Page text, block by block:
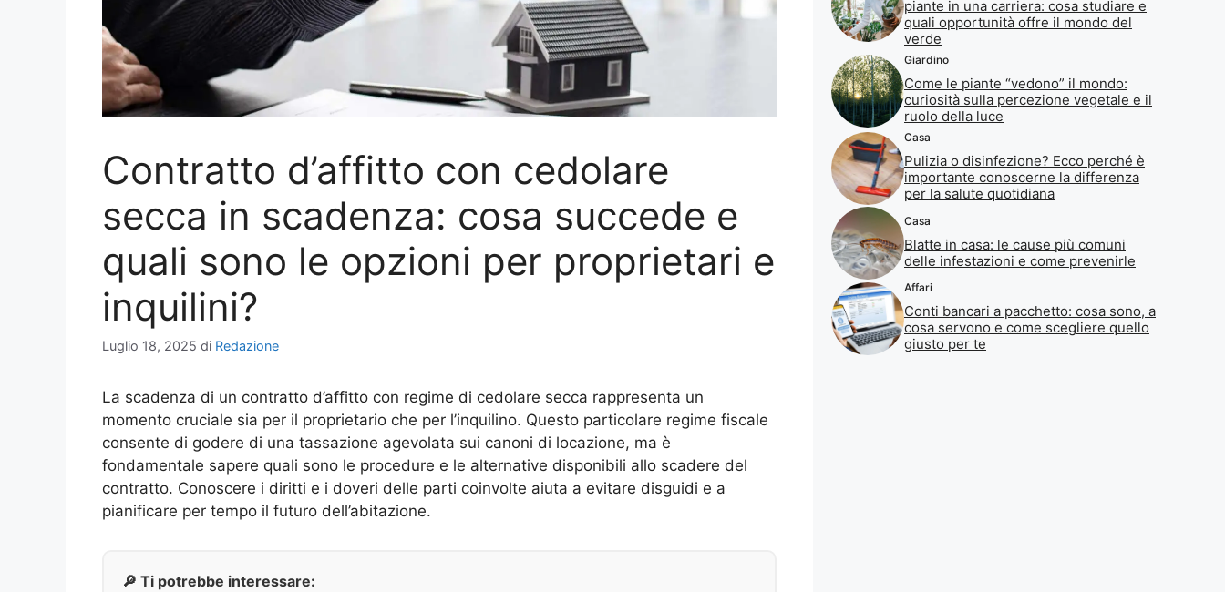
Contratto d’affitto con cedolare
secca in scadenza: cosa succede e
quali sono le opzioni per proprietari e
inquilini?
Luglio 18, 2025 di Redazione
La scadenza di un contratto d’affitto con regime di cedolare secca rappresenta un
momento cruciale sia per il proprietario che per l’inquilino. Questo particolare regime fiscale
consente di godere di una tassazione agevolata sui canoni di locazione, ma è
fondamentale sapere quali sono le procedure e le alternative disponibili allo scadere del
contratto. Conoscere i diritti e i doveri delle parti coinvolte aiuta a evitare disguidi e a
pianificare per tempo il futuro dell’abitazione.
🔎 Ti potrebbe interessare:
piante in una carriera: cosa studiare e
quali opportunità offre il mondo del
verde
Giardino
Come le piante “vedono” il mondo:
curiosità sulla percezione vegetale e il
ruolo della luce
Casa
Pulizia o disinfezione? Ecco perché è
importante conoscerne la differenza
per la salute quotidiana
Casa
Blatte in casa: le cause più comuni
delle infestazioni e come prevenirle
Affari
Conti bancari a pacchetto: cosa sono, a
cosa servono e come scegliere quello
giusto per te